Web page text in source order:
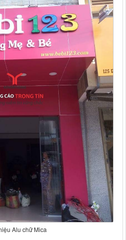
Alu chữ Mica